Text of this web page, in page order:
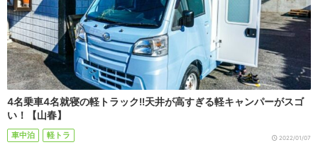
4名乗車4名就寝の軽トラック!!天井が高すぎる軽キャンパーがスゴ
い！【山春】
車中泊 軽トラ 2022/01/07